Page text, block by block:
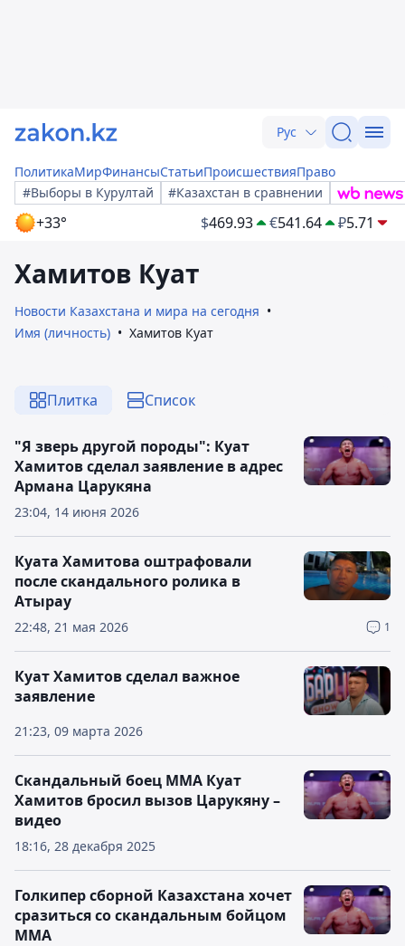
Рус
ПолитикаМирФинансыСтатьиПроисшествияПраво
#Выборы в Курултай
#Казахстан в сравнении
+33° $469.93 €541.64 ₽5.71
Хамитов Куат
Новости Казахстана и мира на сегодня
Имя (личность)
Хамитов Куат
Плитка Список
23:04, 14 июня 2026
"Я зверь другой породы": Куат
Хамитов сделал заявление в адрес
Армана Царукяна
22:48, 21 мая 2026 1
Куата Хамитова оштрафовали
после скандального ролика в
Атырау
21:23, 09 марта 2026
Куат Хамитов сделал важное
заявление
18:16, 28 декабря 2025
Скандальный боец ММА Куат
Хамитов бросил вызов Царукяну –
видео
Голкипер сборной Казахстана хочет
сразиться со скандальным бойцом
ММА